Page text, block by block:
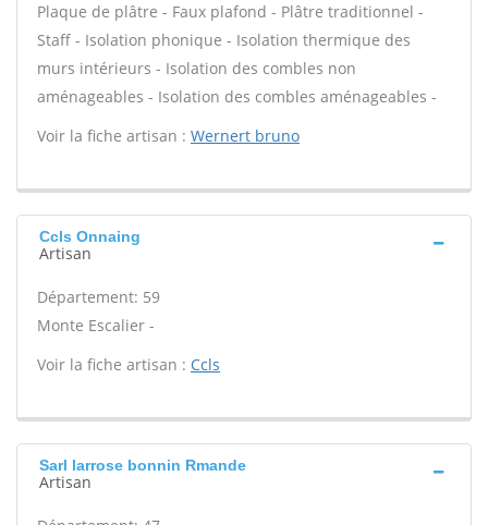
Plaque de plâtre - Faux plafond - Plâtre traditionnel -
Staff - Isolation phonique - Isolation thermique des
murs intérieurs - Isolation des combles non
aménageables - Isolation des combles aménageables -
Voir la fiche artisan : Wernert bruno
Ccls Onnaing
Artisan
Département: 59
Monte Escalier -
Voir la fiche artisan : Ccls
Sarl larrose bonnin Rmande
Artisan